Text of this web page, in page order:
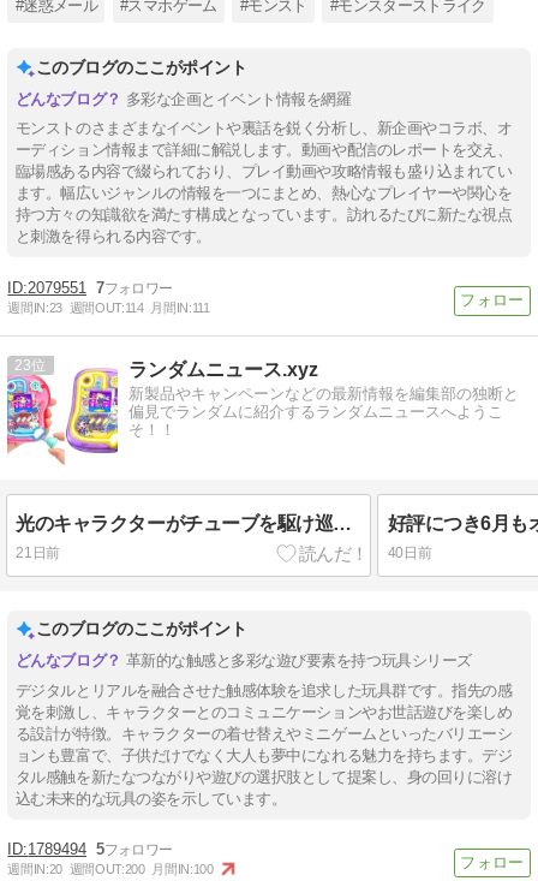
#迷惑メール #スマホゲーム #モンスト #モンスターストライク
このブログのここがポイント
多彩な企画とイベント情報を網羅
モンストのさまざまなイベントや裏話を鋭く分析し、新企画やコラボ、オ
ーディション情報まで詳細に解説します。動画や配信のレポートを交え、
臨場感ある内容で綴られており、プレイ動画や攻略情報も盛り込まれてい
ます。幅広いジャンルの情報を一つにまとめ、熱心なプレイヤーや関心を
持つ方々の知識欲を満たす構成となっています。訪れるたびに新たな視点
と刺激を得られる内容です。
2079551 7
週間IN:23 週間OUT:114 月間IN:111
23 ランダムニュース.xyz
新製品やキャンペーンなどの最新情報を編集部の独断と
偏見でランダムに紹介するランダムニュースへようこ
そ！！
光のキャラクターがチューブを駆け巡る液晶トイ 「PixTube (ピクチューブ)」 2026年7月18日（土）発売！！
21日前 40日前
このブログのここがポイント
革新的な触感と多彩な遊び要素を持つ玩具シリーズ
デジタルとリアルを融合させた触感体験を追求した玩具群です。指先の感
覚を刺激し、キャラクターとのコミュニケーションやお世話遊びを楽しめ
る設計が特徴。キャラクターの着せ替えやミニゲームといったバリエーシ
ョンも豊富で、子供だけでなく大人も夢中になれる魅力を持ちます。デジ
タル感触を新たなつながりや遊びの選択肢として提案し、身の回りに溶け
込む未来的な玩具の姿を示しています。
1789494 5
週間IN:20 週間OUT:200 月間IN:100